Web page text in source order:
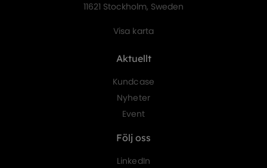
11621 Stockholm, Sweden
Visa karta
Aktuellt
Kundcase
Nyheter
Event
Följ oss
LinkedIn